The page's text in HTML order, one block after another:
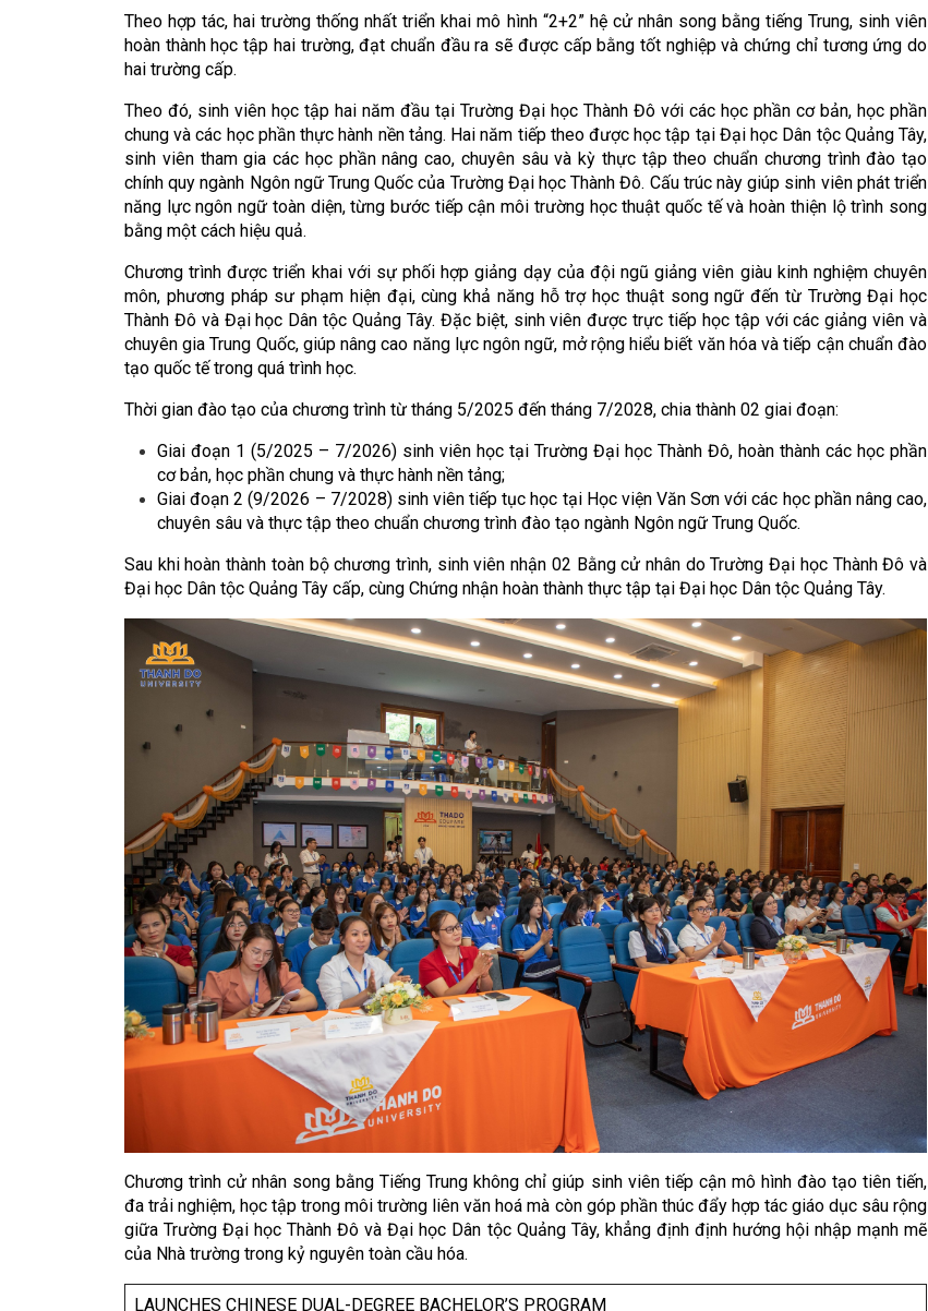
Theo hợp tác, hai trường thống nhất triển khai mô hình “2+2” hệ cử nhân song bằng tiếng Trung, sinh viên
hoàn thành học tập hai trường, đạt chuẩn đầu ra sẽ được cấp bằng tốt nghiệp và chứng chỉ tương ứng do
hai trường cấp.
Theo đó, sinh viên học tập hai năm đầu tại Trường Đại học Thành Đô với các học phần cơ bản, học phần
chung và các học phần thực hành nền tảng. Hai năm tiếp theo được học tập tại Đại học Dân tộc Quảng Tây,
sinh viên tham gia các học phần nâng cao, chuyên sâu và kỳ thực tập theo chuẩn chương trình đào tạo
chính quy ngành Ngôn ngữ Trung Quốc của Trường Đại học Thành Đô. Cấu trúc này giúp sinh viên phát triển
năng lực ngôn ngữ toàn diện, từng bước tiếp cận môi trường học thuật quốc tế và hoàn thiện lộ trình song
bằng một cách hiệu quả.
Chương trình được triển khai với sự phối hợp giảng dạy của đội ngũ giảng viên giàu kinh nghiệm chuyên
môn, phương pháp sư phạm hiện đại, cùng khả năng hỗ trợ học thuật song ngữ đến từ Trường Đại học
Thành Đô và Đại học Dân tộc Quảng Tây. Đặc biệt, sinh viên được trực tiếp học tập với các giảng viên và
chuyên gia Trung Quốc, giúp nâng cao năng lực ngôn ngữ, mở rộng hiểu biết văn hóa và tiếp cận chuẩn đào
tạo quốc tế trong quá trình học.
Thời gian đào tạo của chương trình từ tháng 5/2025 đến tháng 7/2028, chia thành 02 giai đoạn:
Giai đoạn 1 (5/2025 – 7/2026) sinh viên học tại Trường Đại học Thành Đô, hoàn thành các học phần
cơ bản, học phần chung và thực hành nền tảng;
Giai đoạn 2 (9/2026 – 7/2028) sinh viên tiếp tục học tại Học viện Văn Sơn với các học phần nâng cao,
chuyên sâu và thực tập theo chuẩn chương trình đào tạo ngành Ngôn ngữ Trung Quốc.
Sau khi hoàn thành toàn bộ chương trình, sinh viên nhận 02 Bằng cử nhân do Trường Đại học Thành Đô và
Đại học Dân tộc Quảng Tây cấp, cùng Chứng nhận hoàn thành thực tập tại Đại học Dân tộc Quảng Tây.
Chương trình cử nhân song bằng Tiếng Trung không chỉ giúp sinh viên tiếp cận mô hình đào tạo tiên tiến,
đa trải nghiệm, học tập trong môi trường liên văn hoá mà còn góp phần thúc đẩy hợp tác giáo dục sâu rộng
giữa Trường Đại học Thành Đô và Đại học Dân tộc Quảng Tây, khẳng định định hướng hội nhập mạnh mẽ
của Nhà trường trong kỷ nguyên toàn cầu hóa.
LAUNCHES CHINESE DUAL-DEGREE BACHELOR’S PROGRAM